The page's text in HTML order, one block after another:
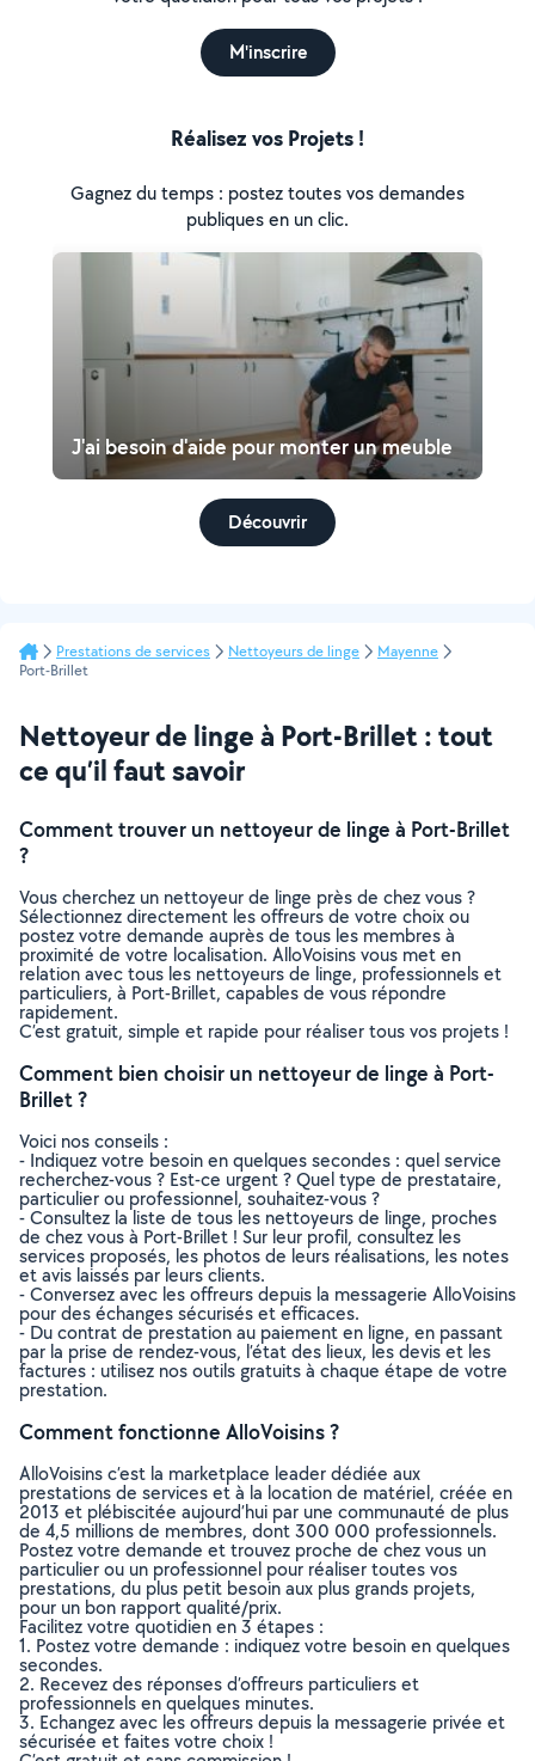
M'inscrire
Réalisez vos Projets !
Gagnez du temps : postez toutes vos demandes
publiques en un clic.
J'ai besoin d'aide pour monter un meuble
Découvrir
Prestations de services Nettoyeurs de linge
Mayenne
Port-Brillet
Nettoyeur de linge à Port-Brillet : tout
ce qu’il faut savoir
Comment trouver un nettoyeur de linge à Port-Brillet
?
Vous cherchez un nettoyeur de linge près de chez vous ?
Sélectionnez directement les offreurs de votre choix ou
postez votre demande auprès de tous les membres à
proximité de votre localisation. AlloVoisins vous met en
relation avec tous les nettoyeurs de linge, professionnels et
particuliers, à Port-Brillet, capables de vous répondre
rapidement.
C’est gratuit, simple et rapide pour réaliser tous vos projets !
Comment bien choisir un nettoyeur de linge à Port-
Brillet ?
Voici nos conseils :
- Indiquez votre besoin en quelques secondes : quel service
recherchez-vous ? Est-ce urgent ? Quel type de prestataire,
particulier ou professionnel, souhaitez-vous ?
- Consultez la liste de tous les nettoyeurs de linge, proches
de chez vous à Port-Brillet ! Sur leur profil, consultez les
services proposés, les photos de leurs réalisations, les notes
et avis laissés par leurs clients.
- Conversez avec les offreurs depuis la messagerie AlloVoisins
pour des échanges sécurisés et efficaces.
- Du contrat de prestation au paiement en ligne, en passant
par la prise de rendez-vous, l’état des lieux, les devis et les
factures : utilisez nos outils gratuits à chaque étape de votre
prestation.
Comment fonctionne AlloVoisins ?
AlloVoisins c’est la marketplace leader dédiée aux
prestations de services et à la location de matériel, créée en
2013 et plébiscitée aujourd’hui par une communauté de plus
de 4,5 millions de membres, dont 300 000 professionnels.
Postez votre demande et trouvez proche de chez vous un
particulier ou un professionnel pour réaliser toutes vos
prestations, du plus petit besoin aux plus grands projets,
pour un bon rapport qualité/prix.
Facilitez votre quotidien en 3 étapes :
1. Postez votre demande : indiquez votre besoin en quelques
secondes.
2. Recevez des réponses d’offreurs particuliers et
professionnels en quelques minutes.
3. Echangez avec les offreurs depuis la messagerie privée et
sécurisée et faites votre choix !